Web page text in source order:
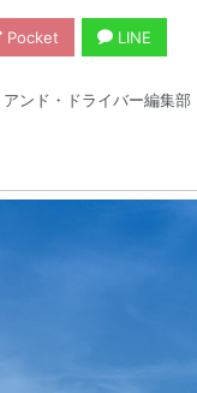
Pocket LINE
アンド・ドライバー編集部